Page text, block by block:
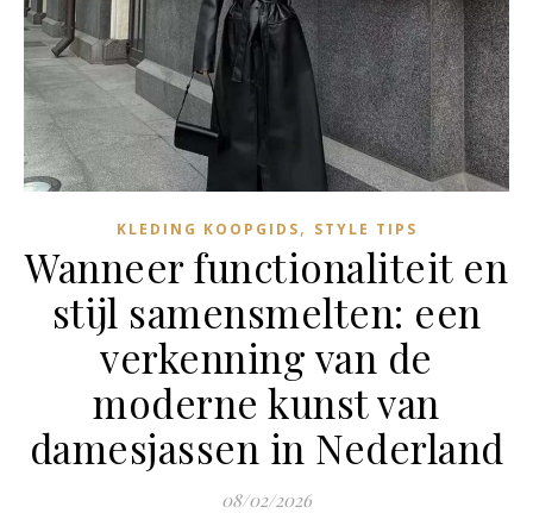
KLEDING KOOPGIDS, STYLE TIPS
Wanneer functionaliteit en
stijl samensmelten: een
verkenning van de
moderne kunst van
damesjassen in Nederland
08/02/2026